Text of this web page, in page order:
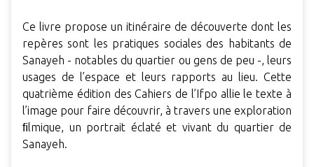
Ce livre propose un itinéraire de découverte dont les
repères sont les pratiques sociales des habitants de
Sanayeh - notables du quartier ou gens de peu -, leurs
usages de l’espace et leurs rapports au lieu. Cette
quatrième édition des Cahiers de l’Ifpo allie le texte à
l’image pour faire découvrir, à travers une exploration
ﬁlmique, un portrait éclaté et vivant du quartier de
Sanayeh.